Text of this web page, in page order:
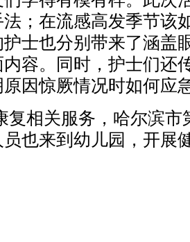
；在流感高发季节该
士也分别带来了涵盖
容。同时，护士们还
因惊厥情况时如何应
复相关服务，哈尔滨市
也来到幼儿园，开展